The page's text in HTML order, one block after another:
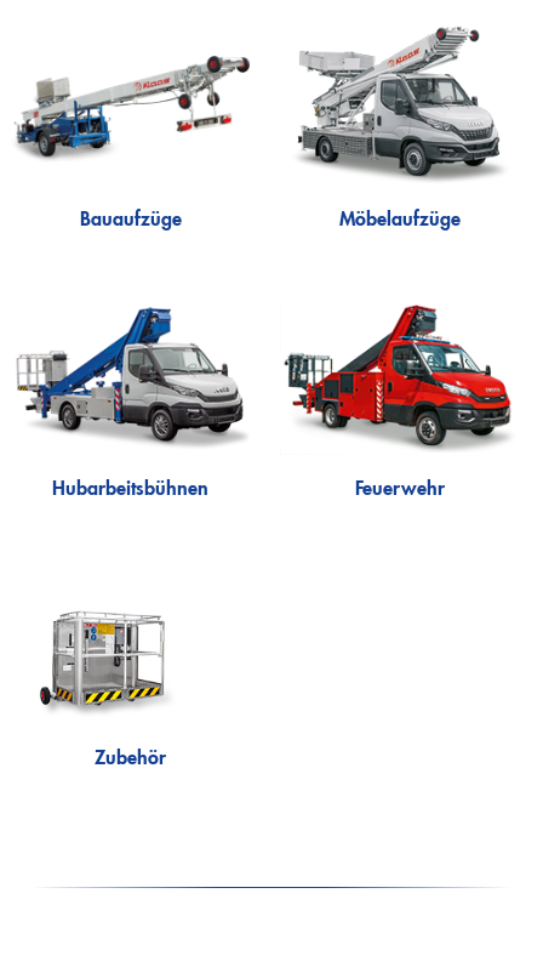
Rudi21
Feuerwehr
Theo20 FW
Löscharm
Alufiver
Multistar
Klaas at work – Das richtige Gerät für jeden Einsatz
Bauaufzüge Möbelaufzüge
Hubarbeitsbühnen Feuerwehr
Zubehör